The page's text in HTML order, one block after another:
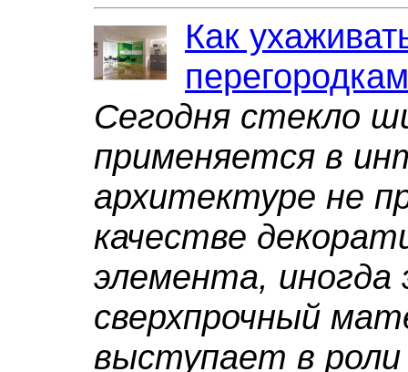
Как
Сегодня стекло
применяется в
архитектуре не
качестве
элемента,
сверхпрочный
выступает в